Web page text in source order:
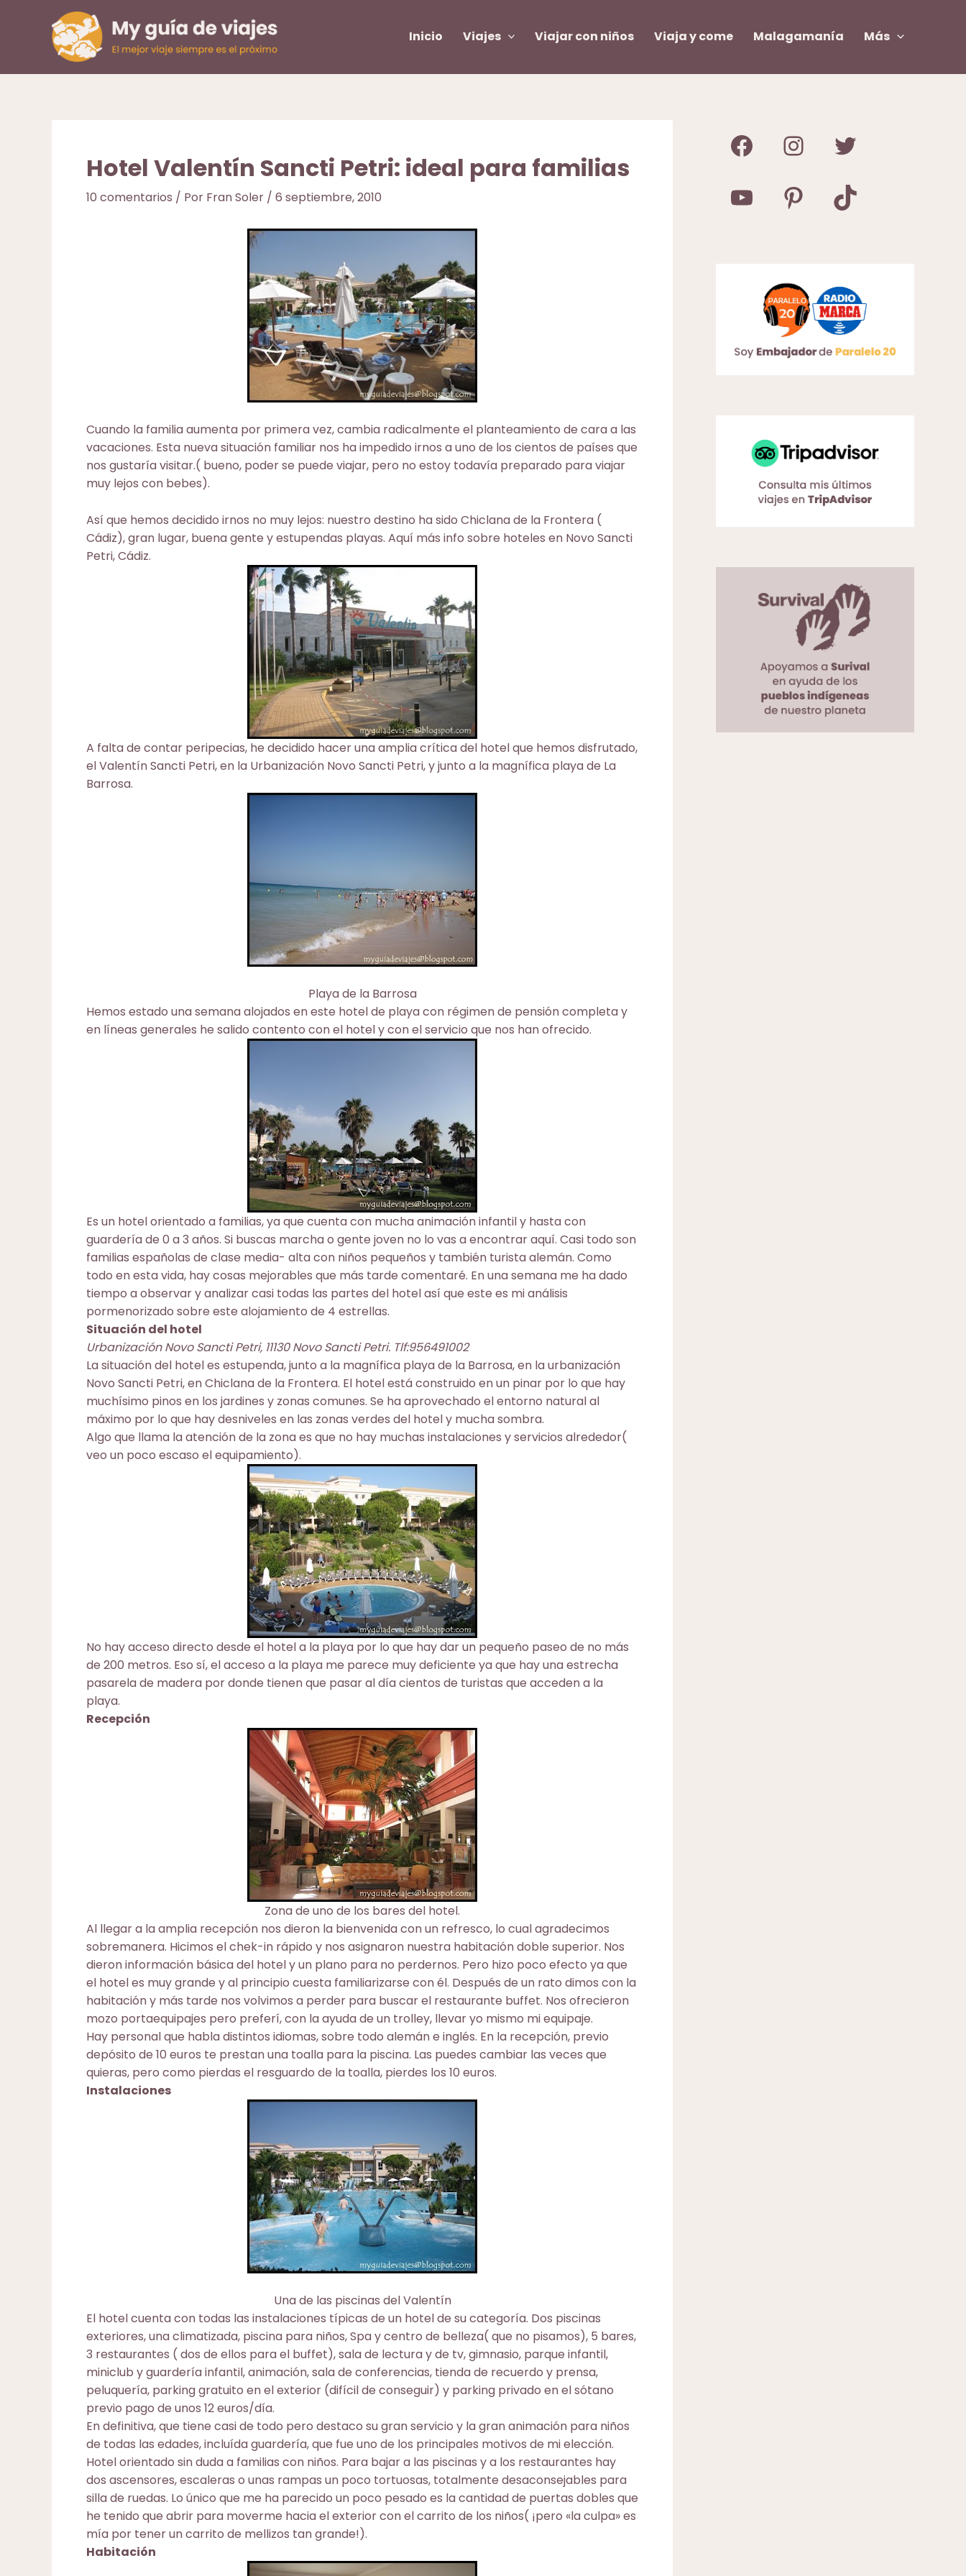
contenido
Inicio Viajes Viajar con niños Viaja y come Malagamanía Más
Hotel Valentín Sancti Petri: ideal para familias
10 comentarios / Por Fran Soler / 6 septiembre, 2010
Cuando la familia aumenta por primera vez, cambia radicalmente el planteamiento de cara a las
vacaciones. Esta nueva situación familiar nos ha impedido irnos a uno de los cientos de países que
nos gustaría visitar.( bueno, poder se puede viajar, pero no estoy todavía preparado para viajar
muy lejos con bebes).
Así que hemos decidido irnos no muy lejos: nuestro destino ha sido Chiclana de la Frontera (
Cádiz), gran lugar, buena gente y estupendas playas. Aquí más info sobre hoteles en Novo Sancti
Petri, Cádiz.
A falta de contar peripecias, he decidido hacer una amplia crítica del hotel que hemos disfrutado,
elValentín Sancti Petri, en la Urbanización Novo Sancti Petri, y junto a la magnífica playa de La
Barrosa.
Playa de la Barrosa
Hemos estado una semana alojados en este hotel de playa con régimen de pensión completa y
en líneas generales he salido contento con el hotel y con el servicio que nos han ofrecido.
Es un hotel orientado a familias, ya que cuenta con mucha animación infantil y hasta con
guardería de 0 a 3 años. Si buscas marcha o gente joven no lo vas a encontrar aquí. Casi todo son
familias españolas de clase media- alta con niños pequeños y también turista alemán. Como
todo en esta vida, hay cosas mejorables que más tarde comentaré. En una semana me ha dado
tiempo a observar y analizar casi todas las partes del hotel así que este es mi análisis
pormenorizado sobre este alojamiento de 4 estrellas.
Situación del hotel
Urbanización Novo Sancti Petri, 11130 Novo Sancti Petri. Tlf:956491002
La situación del hotel es estupenda, junto a la magnífica playa de la Barrosa, en la urbanización
Novo Sancti Petri, en Chiclana de la Frontera. El hotel está construido en un pinar por lo que hay
muchísimo pinos en los jardines y zonas comunes. Se ha aprovechado el entorno natural al
máximo por lo que hay desniveles en las zonas verdes del hotel y mucha sombra.
Algo que llama la atención de la zona es que no hay muchas instalaciones y servicios alrededor(
veo un poco escaso el equipamiento).
No hay acceso directo desde el hotel a la playa por lo que hay dar un pequeño paseo de no más
de 200 metros. Eso sí, el acceso a la playa me parece muy deficiente ya que hay una estrecha
pasarela de madera por donde tienen que pasar al día cientos de turistas que acceden a la
playa.
Recepción
Zona de uno de los bares del hotel.
Al llegar a la amplia recepción nos dieron la bienvenida con un refresco, lo cual agradecimos
sobremanera. Hicimos el chek-in rápido y nos asignaron nuestra habitación doble superior. Nos
dieron información básica del hotel y un plano para no perdernos. Pero hizo poco efecto ya que
el hotel es muy grande y al principio cuesta familiarizarse con él. Después de un rato dimos con la
habitación y más tarde nos volvimos a perder para buscar el restaurante buffet. Nos ofrecieron
mozo portaequipajes pero preferí, con la ayuda de un trolley, llevar yo mismo mi equipaje.
Hay personal que habla distintos idiomas, sobre todo alemán e inglés. En la recepción, previo
depósito de 10 euros te prestan una toalla para la piscina. Las puedes cambiar las veces que
quieras, pero como pierdas el resguardo de la toalla, pierdes los 10 euros.
Instalaciones
Una de las piscinas del Valentín
El hotel cuenta con todas las instalaciones típicas de un hotel de su categoría. Dos piscinas
exteriores, una climatizada, piscina para niños, Spa y centro de belleza( que no pisamos), 5 bares,
3 restaurantes ( dos de ellos para el buffet), sala de lectura y de tv, gimnasio, parque infantil,
miniclub y guardería infantil, animación, sala de conferencias, tienda de recuerdo y prensa,
peluquería, parking gratuito en el exterior (difícil de conseguir) y parking privado en el sótano
previo pago de unos 12 euros/día.
En definitiva, que tiene casi de todo pero destaco su gran servicio y la gran animación para niños
de todas las edades, incluída guardería, que fue uno de los principales motivos de mi elección.
Hotel orientado sin duda a familias con niños. Para bajar a las piscinas y a los restaurantes hay
dos ascensores, escaleras o unas rampas un poco tortuosas, totalmente desaconsejables para
silla de ruedas. Lo único que me ha parecido un poco pesado es la cantidad de puertas dobles que
he tenido que abrir para moverme hacia el exterior con el carrito de los niños( ¡pero «la culpa» es
mía por tener un carrito de mellizos tan grande!).
Habitación
Facebook Instagram
Twitter
YouTube
Pinterest TikTok